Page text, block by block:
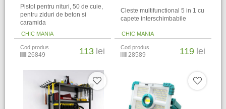
Pistol pentru nituri, 50 de cuie,
pentru ziduri de beton si
caramida
CHIC MANIA
Cod produs
26849 113 lei
Cleste multifunctional 5 in 1 cu
capete interschimbabile
CHIC MANIA
Cod produs
28589 119 lei